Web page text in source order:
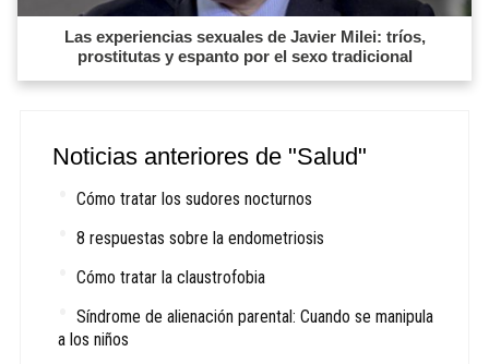
Las experiencias sexuales de Javier Milei: tríos,
prostitutas y espanto por el sexo tradicional
Noticias anteriores de "Salud"
Cómo tratar los sudores nocturnos
8 respuestas sobre la endometriosis
Cómo tratar la claustrofobia
Síndrome de alienación parental: Cuando se manipula
a los niños